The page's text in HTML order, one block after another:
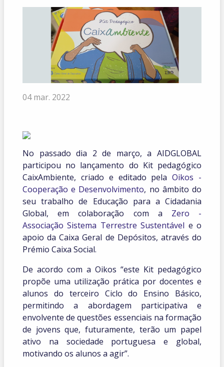
04 mar. 2022
No passado dia 2 de março, a AIDGLOBAL
participou no lançamento do Kit pedagógico
CaixAmbiente, criado e editado pela Oikos -
Cooperação e Desenvolvimento, no âmbito do
seu trabalho de Educação para a Cidadania
Global, em colaboração com a
Zero -
Associação Sistema Terrestre Sustentável e o
apoio da Caixa Geral de Depósitos, através do
Prémio Caixa Social.
De acordo com a Oikos “este Kit pedagógico
propõe uma utilização prática por docentes e
alunos do terceiro Ciclo do Ensino Básico,
permitindo a abordagem participativa e
envolvente de questões essenciais na formação
de jovens que, futuramente, terão um papel
ativo na sociedade portuguesa e global,
motivando os alunos a agir”.